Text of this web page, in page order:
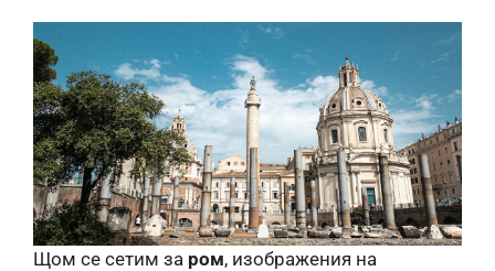
Щом се сетим за ром, изображения на